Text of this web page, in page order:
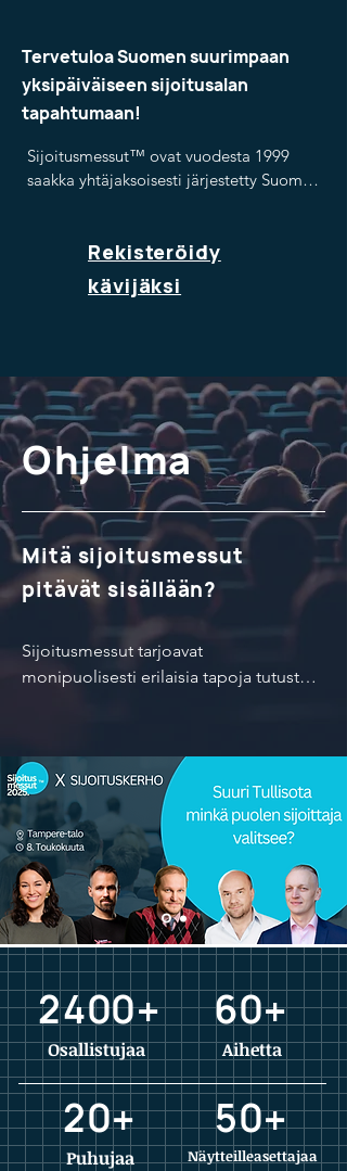
Tervetuloa Suomen suurimpaan
yksipäiväiseen sijoitusalan
tapahtumaan!
Sijoitusmessut™ ovat vuodesta 1999
saakka yhtäjaksoisesti järjestetty Suomen
tapahtuma.
Tapahtuma avaa jälleen ovet
rekisteröityneille kävijöille.
Rekisteröidy
kävijäksi
Ohjelma
Mitä sijoitusmessut
pitävät sisällään?
Sijoitusmessut tarjoavat
monipuolisesti erilaisia tapoja tutustua
keskustelupaneeleita, haastatteluita,
keynote-puheenvuoroja ja ajantasaisia
katsauksia sijoittamisen kentältä.
Messujen yhteydessä järjesteään mm.
Kauppakamarin sekä Suomen
Yrittäjien kanssa yritysseminaari joka
tarjoaa erityisesti yrittäjiä koskettavia
Sijoitusmessut tarjoavat loistavan
kohtaamisareenan alan toimijoille ja
sijoittamisesta kiinnostuneille
henkilöille.
Messuille on ilmainen sisäänpääsy
rekisteröityneille kävijöille.
2400+
Osallistujaa
60+
Aihetta
20+
Puhujaa
50+
Näytteilleasettajaa